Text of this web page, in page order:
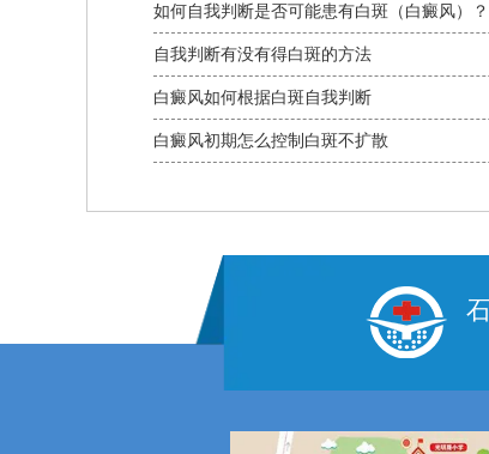
如何自我判断是否可能患有白斑（白癜风）？
自我判断有没有得白斑的方法
白癜风如何根据白斑自我判断
白癜风初期怎么控制白斑不扩散